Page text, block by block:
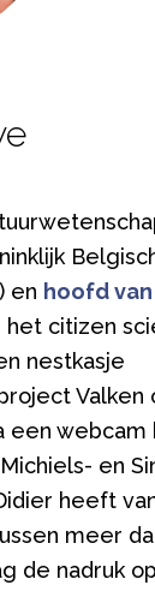
en hoofd
het citizen
nestkasje
Valken
een webcam
en
heeft
meer
de nadruk op